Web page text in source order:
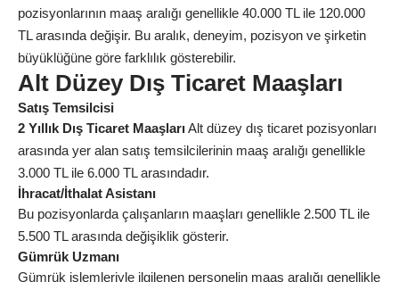
pozisyonlarının maaş aralığı genellikle 40.000 TL ile 120.000
TL arasında değişir. Bu aralık, deneyim, pozisyon ve şirketin
büyüklüğüne göre farklılık gösterebilir.
Alt Düzey Dış Ticaret Maaşları
Satış Temsilcisi
2 Yıllık Dış Ticaret MaaşlarıAlt düzey dış ticaret pozisyonları
arasında yer alan satış temsilcilerinin maaş aralığı genellikle
3.000 TL ile 6.000 TL arasındadır.
İhracat/İthalat Asistanı
Bu pozisyonlarda çalışanların maaşları genellikle 2.500 TL ile
5.500 TL arasında değişiklik gösterir.
Gümrük Uzmanı
Gümrük işlemleriyle ilgilenen personelin maaş aralığı genellikle